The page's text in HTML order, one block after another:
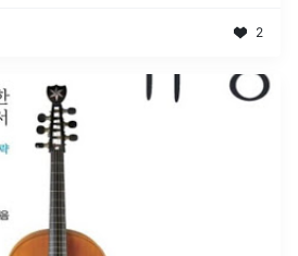
2